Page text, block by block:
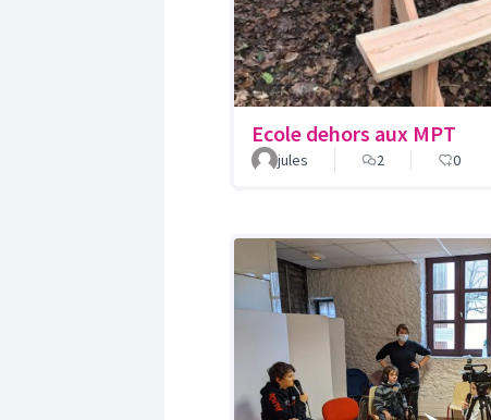
Ecole dehors aux MPT
jules 2 0